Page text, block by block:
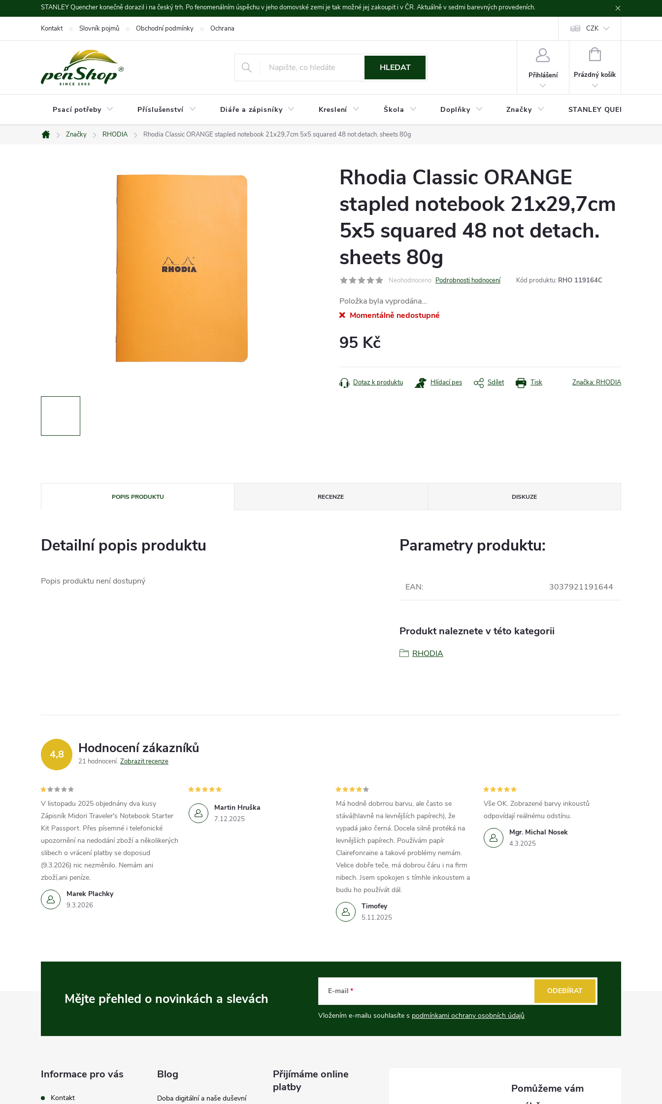
na
STANLEY Quencher konečně dorazil i na český trh. Po fenomenálním úspěchu v jeho domovské zemi je tak možné jej zakoupit i v ČR. Aktuálně v sedmi barevných provedeních.
Kontakt Slovník pojmů Obchodní podmínky Ochrana údajů CZK
HLEDAT
Přihlášení
NÁKUPNÍ
Prázdný košík
Psací potřeby Příslušenství Diáře a zápisníky Kreslení Škola Doplňky Značky STANLEY QUENCHER
Domů
Značky RHODIA Rhodia Classic ORANGE stapled notebook 21x29,7cm 5x5 squared 48 not detach. sheets 80g
Rhodia Classic ORANGE
stapled notebook 21x29,7cm
5x5 squared 48 not detach.
sheets 80g
Neohodnoceno Podrobnosti hodnocení Kód produktu: RHO 119164C
Položka byla vyprodána…
Momentálně nedostupné
95 Kč
cena:
Tisk
Dotaz k produktu Hlídací pes Sdílet Značka: RHODIA
POPIS PRODUKTU RECENZE DISKUZE
Detailní popis produktu
Popis produktu není dostupný
Parametry produktu:
EAN: 3037921191644
Produkt naleznete v této kategorii
RHODIA
4,8 Hodnocení zákazníků
21 hodnocení Zobrazit recenze
Marek Plachky
9.3.2026
V listopadu 2025 objednány dva kusy
Zápisník Midori Traveler's Notebook Starter
Kit Passport. Přes písemné i telefonické
upozornění na nedodání zboží a několikerých
slibech o vrácení platby se doposud
(9.3.2026) nic nezměnilo. Nemám ani
zboží,ani peníze.
Martin Hruška
7.12.2025
Timofey
5.11.2025
Má hodně dobrrou barvu, ale často se
stává(hlavně na levnějších papírech), že
vypadá jako černá. Docela silně protéká na
levnějších papírech. Používám papír
Clairefonraine a takové problémy nemám.
Velice dobře teče, má dobrou čáru i na firm
nibech. Jsem spokojen s tímhle inkoustem a
budu ho používát dál.
Mgr. Michal Nosek
4.3.2025
Vše OK. Zobrazené barvy inkoustů
odpovídají reálnému odstínu.
Mějte přehled o novinkách a slevách E-mail
Vložením e-mailu souhlasíte s podmínkami ochrany osobních údajů
ODEBÍRAT
Informace pro vás
Kontakt
Blog
Doba digitální a naše duševní
Přijímáme online
platby